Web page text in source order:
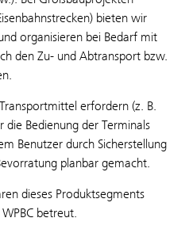
bieten wir
organisieren bei Bedarf mit
den Zu- und Abtransport bzw.
erfordern (z. B.
Bedienung der Terminals
Benutzer durch Sicherstellung
planbar gemacht.
dieses Produktsegments
betreut.